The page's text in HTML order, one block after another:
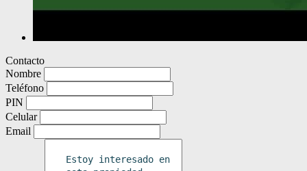
Contacto
Nombre
Teléfono
PIN
Celular
Email